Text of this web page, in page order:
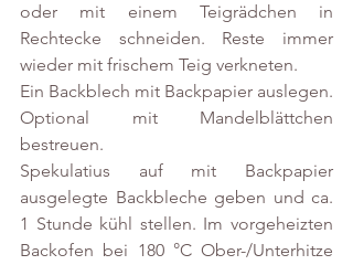
oder mit einem Teigrädchen in
Rechtecke schneiden. Reste immer
wieder mit frischem Teig verkneten.
Ein Backblech mit Backpapier auslegen.
Optional mit Mandelblättchen
bestreuen.
Spekulatius auf mit Backpapier
ausgelegte Backbleche geben und ca.
1 Stunde kühl stellen. Im vorgeheizten
Backofen bei 180 °C Ober-/Unterhitze